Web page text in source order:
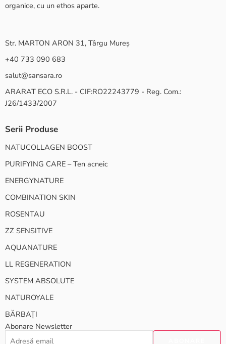
organice, cu un ethos aparte.
Str. MARTON ARON 31, Târgu Mureș
+40 733 090 683
salut@sansara.ro
ARARAT ECO S.R.L. - CIF:RO22243779 - Reg. Com.:
J26/1433/2007
Serii Produse
NATUCOLLAGEN BOOST
PURIFYING CARE – Ten acneic
ENERGYNATURE
COMBINATION SKIN
ROSENTAU
ZZ SENSITIVE
AQUANATURE
LL REGENERATION
SYSTEM ABSOLUTE
NATUROYALE
BĂRBAȚI
Abonare Newsletter